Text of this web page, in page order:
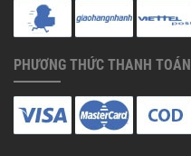
PHƯƠNG THỨC THANH TOÁN